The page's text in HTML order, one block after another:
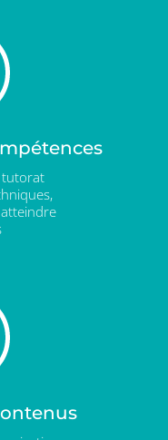
tutorat